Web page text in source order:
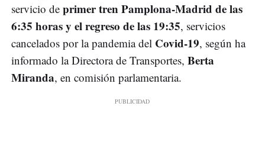
servicio de primer tren Pamplona-Madrid de las
6:35 horas y el regreso de las 19:35, servicios
cancelados por la pandemia del Covid-19, según ha
informado la Directora de Transportes, Berta
Miranda, en comisión parlamentaria.